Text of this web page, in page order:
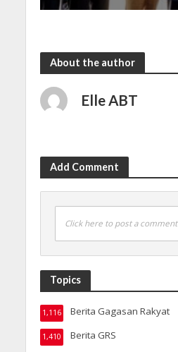
About the author
Elle ABT
Add Comment
Click here to post a comment
Topics
Berita Gagasan Rakyat
1,116
Berita GRS
1,410